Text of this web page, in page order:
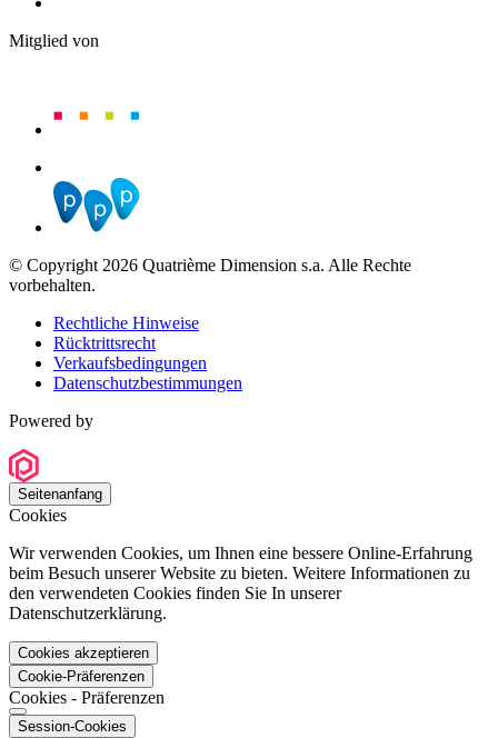
Mitglied von
© Copyright 2026 Quatrième Dimension s.a. Alle Rechte
vorbehalten.
Rechtliche Hinweise
Rücktrittsrecht
Verkaufsbedingungen
Datenschutzbestimmungen
Powered by
Seitenanfang
Cookies
Wir verwenden Cookies, um Ihnen eine bessere Online-Erfahrung
beim Besuch unserer Website zu bieten. Weitere Informationen zu
den verwendeten Cookies finden Sie In unserer
Datenschutzerklärung.
Cookies akzeptieren
Cookie-Präferenzen
Cookies - Präferenzen
Session-Cookies